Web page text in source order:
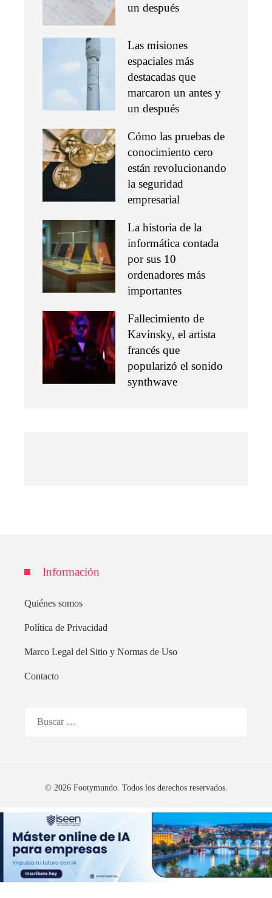
un después
Las misiones
espaciales más
destacadas que
marcaron un antes y
un después
Cómo las pruebas de
conocimiento cero
están revolucionando
la seguridad
empresarial
La historia de la
informática contada
por sus 10
ordenadores más
importantes
Fallecimiento de
Kavinsky, el artista
francés que
popularizó el sonido
synthwave
Información
Quiénes somos
Política de Privacidad
Marco Legal del Sitio y Normas de Uso
Contacto
© 2026 Footymundo. Todos los derechos reservados.